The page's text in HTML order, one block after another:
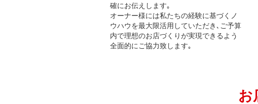
確にお伝えします｡
オーナー様には私たちの経験に基づくノ
ウハウを最大限活用していただき､ご予算
内で理想のお店づくりが実現できるよう
全面的にご協力致します｡
お